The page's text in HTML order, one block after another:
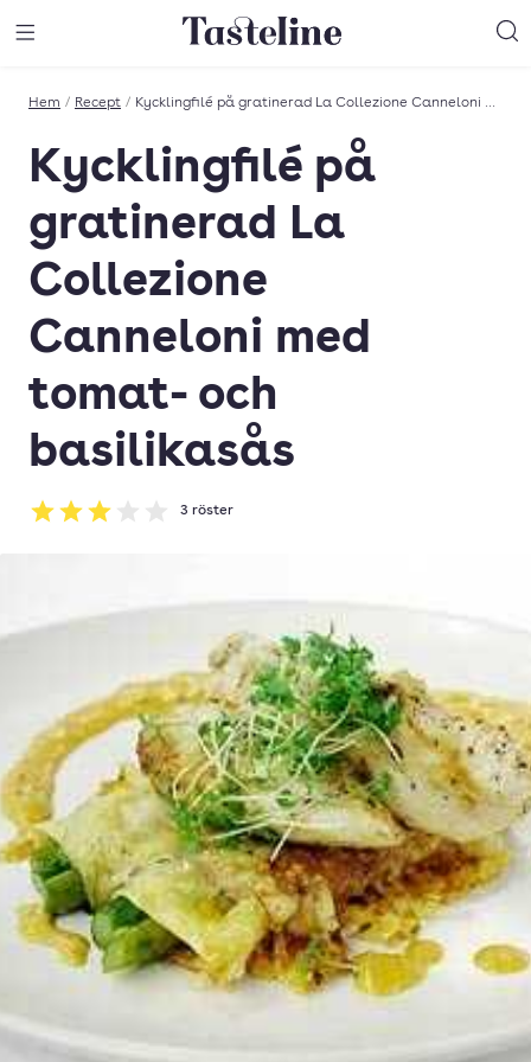
Till Tastelines startsida
Hem / Recept / Kycklingfilé på gratinerad La Collezione Canneloni med tomat- och basilikasås
Kycklingfilé på
gratinerad La
Collezione
Canneloni med
tomat- och
basilikasås
Betyg: 3 av 5
3 röster